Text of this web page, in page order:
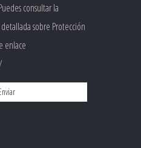
consultar la
sobre Protección
enlace